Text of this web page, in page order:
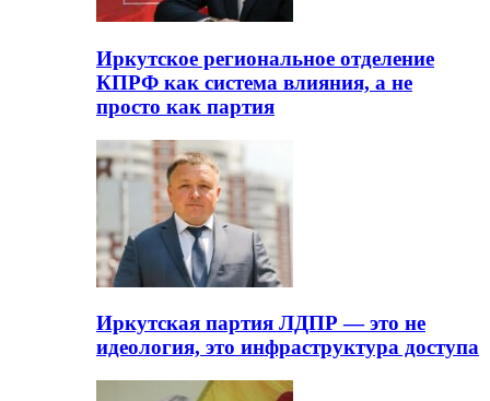
Иркутское региональное отделение
КПРФ как система влияния, а не
просто как партия
Иркутская партия ЛДПР — это не
идеология, это инфраструктура доступа